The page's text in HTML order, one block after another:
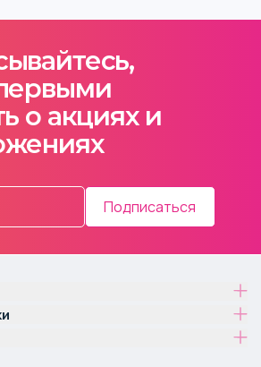
о акциях и
Подписаться